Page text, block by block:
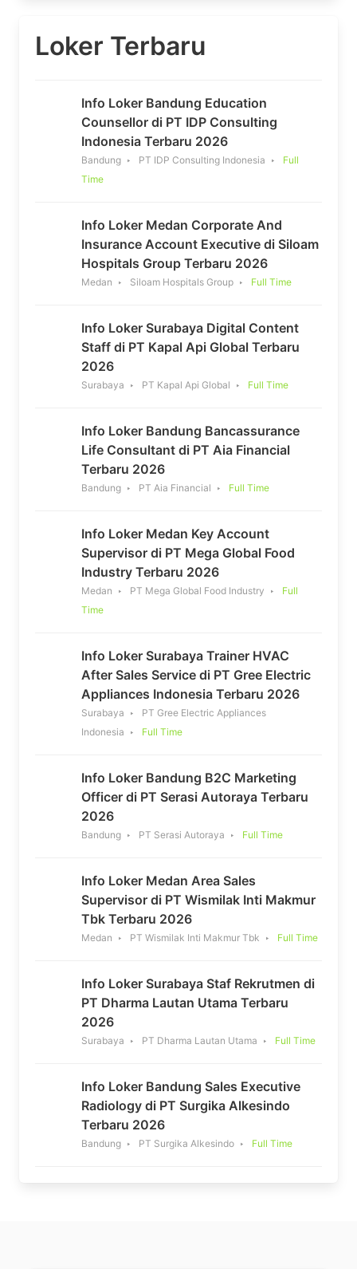
Loker Terbaru
Info Loker Bandung Education
Counsellor di PT IDP Consulting
Indonesia Terbaru 2026
Bandung PT IDP Consulting Indonesia
Full
Time
Info Loker Medan Corporate And
Insurance Account Executive di Siloam
Hospitals Group Terbaru 2026
Medan Siloam Hospitals Group Full Time
Info Loker Surabaya Digital Content
Staff di PT Kapal Api Global Terbaru
2026
Surabaya PT Kapal Api Global Full Time
Info Loker Bandung Bancassurance
Life Consultant di PT Aia Financial
Terbaru 2026
Bandung PT Aia Financial Full Time
Info Loker Medan Key Account
Supervisor di PT Mega Global Food
Industry Terbaru 2026
Medan PT Mega Global Food Industry
Full
Time
Info Loker Surabaya Trainer HVAC
After Sales Service di PT Gree Electric
Appliances Indonesia Terbaru 2026
Surabaya
PT Gree Electric Appliances
Indonesia
Full Time
Info Loker Bandung B2C Marketing
Officer di PT Serasi Autoraya Terbaru
2026
Bandung PT Serasi Autoraya Full Time
Info Loker Medan Area Sales
Supervisor di PT Wismilak Inti Makmur
Tbk Terbaru 2026
Medan PT Wismilak Inti Makmur Tbk Full Time
Info Loker Surabaya Staf Rekrutmen di
PT Dharma Lautan Utama Terbaru
2026
Surabaya PT Dharma Lautan Utama Full Time
Info Loker Bandung Sales Executive
Radiology di PT Surgika Alkesindo
Terbaru 2026
Bandung PT Surgika Alkesindo Full Time